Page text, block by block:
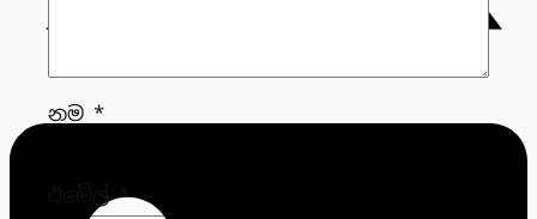
නම *
ඊමේල්*